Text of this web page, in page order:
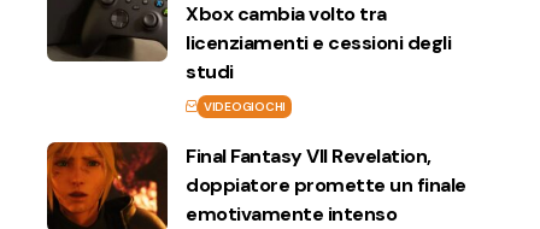
Xbox cambia volto tra
licenziamenti e cessioni degli
studi
VIDEOGIOCHI
Final Fantasy VII Revelation,
doppiatore promette un finale
emotivamente intenso